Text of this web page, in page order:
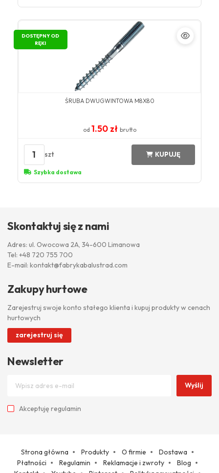
DOSTĘPNY OD
RĘKI
ŚRUBA DWUGWINTOWA M8X80
od 1.50 zł brutto
1 szt KUPUJĘ
Szybka dostawa
Skontaktuj się z nami
Adres: ul. Owocowa 2A, 34-600 Limanowa
Tel: +48 720 755 700
E-mail: kontakt@fabrykabalustrad.com
Zakupy hurtowe
Zarejestruj swoje konto stałego klienta i kupuj produkty w cenach
hurtowych
zarejestruj się
Newsletter
Wyślij
Akceptuję regulamin
Strona główna Produkty O firmie
Dostawa
Płatności
Regulamin Reklamacje i zwroty
Blog